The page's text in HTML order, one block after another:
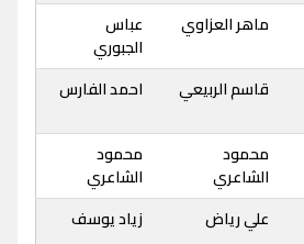
ماهر العزاوي
عباس
الجبوري
قاسم الربيعي احمد الفارس
محمود
الشاعري
محمود
الشاعري
علي رياض زياد يوسف